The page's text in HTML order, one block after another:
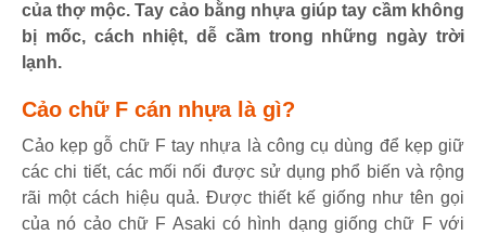
của thợ mộc. Tay cảo bằng nhựa giúp tay cầm không
bị mốc, cách nhiệt, dễ cầm trong những ngày trời
lạnh.
Cảo chữ F cán nhựa là gì?
Cảo kẹp gỗ chữ F tay nhựa là công cụ dùng để kẹp giữ
các chi tiết, các mối nối được sử dụng phổ biến và rộng
rãi một cách hiệu quả. Được thiết kế giống như tên gọi
của nó cảo chữ F Asaki có hình dạng giống chữ F với